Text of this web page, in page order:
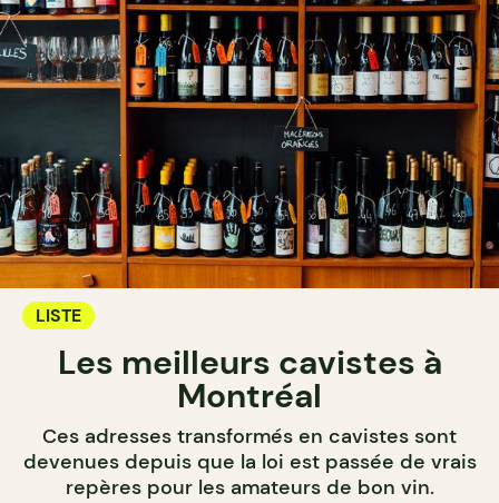
LISTE
Les meilleurs cavistes à
Montréal
Ces adresses transformés en cavistes sont
devenues depuis que la loi est passée de vrais
repères pour les amateurs de bon vin.